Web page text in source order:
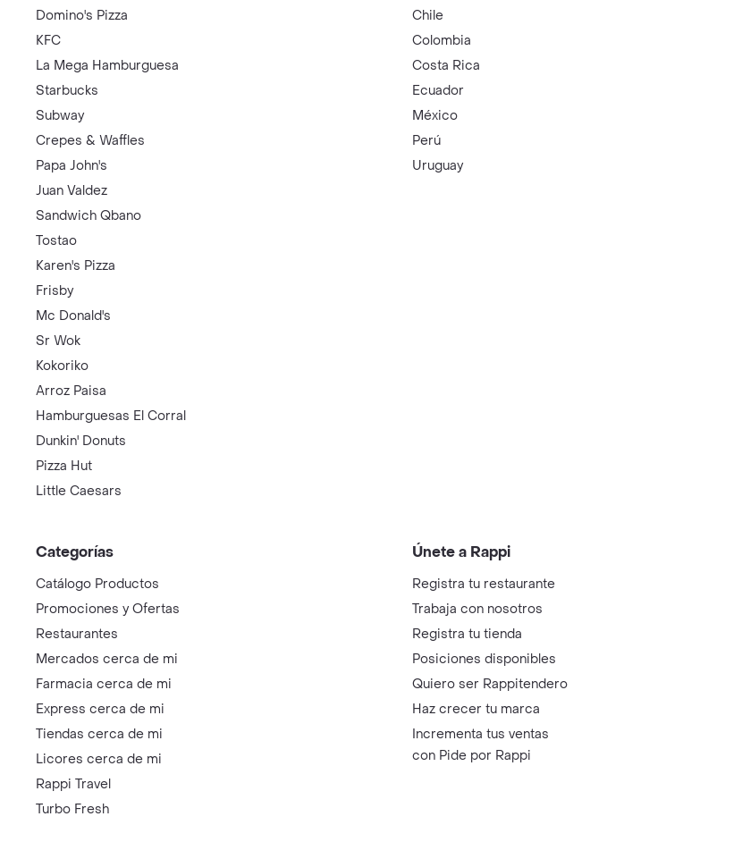
Domino's Pizza
KFC
La Mega Hamburguesa
Starbucks
Subway
Crepes & Waffles
Papa John's
Juan Valdez
Sandwich Qbano
Tostao
Karen's Pizza
Frisby
Mc Donald's
Sr Wok
Kokoriko
Arroz Paisa
Hamburguesas El Corral
Dunkin' Donuts
Pizza Hut
Little Caesars
Chile
Colombia
Costa Rica
Ecuador
México
Perú
Uruguay
Categorías
Catálogo Productos
Promociones y Ofertas
Restaurantes
Mercados cerca de mi
Farmacia cerca de mi
Express cerca de mi
Tiendas cerca de mi
Licores cerca de mi
Rappi Travel
Turbo Fresh
Únete a Rappi
Registra tu restaurante
Trabaja con nosotros
Registra tu tienda
Posiciones disponibles
Quiero ser Rappitendero
Haz crecer tu marca
Incrementa tus ventas
con Pide por Rappi